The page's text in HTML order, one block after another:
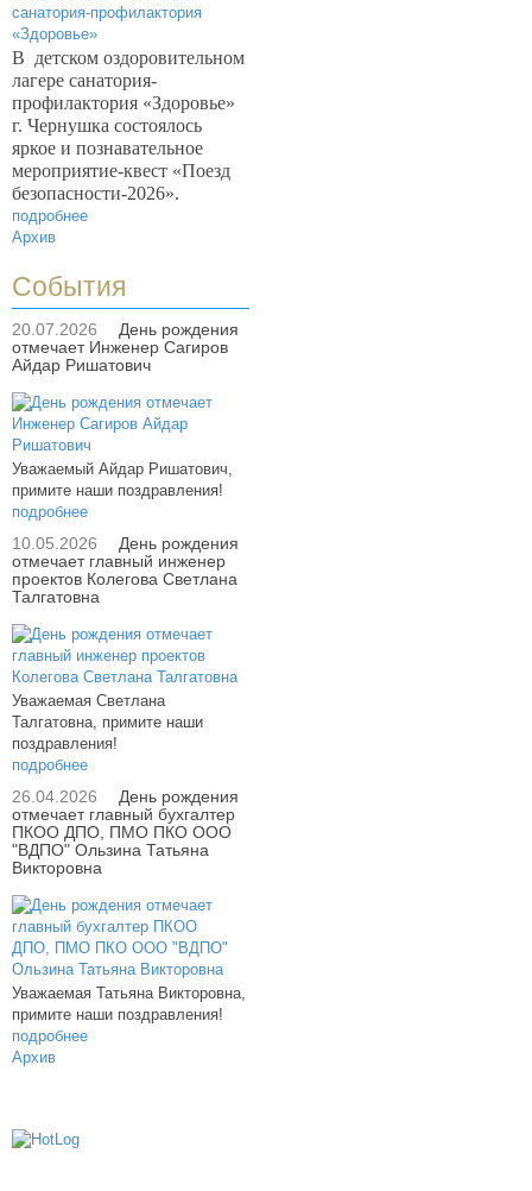
В детском оздоровительном
лагере санатория-
профилактория «Здоровье»
г. Чернушка состоялось
яркое и познавательное
мероприятие-квест «Поезд
безопасности-2026».
подробнее
Архив
События
20.07.2026
День рождения
отмечает Инженер Сагиров
Айдар Ришатович
Уважаемый Айдар Ришатович,
примите наши поздравления!
подробнее
10.05.2026
День рождения
отмечает главный инженер
проектов Колегова Светлана
Талгатовна
Уважаемая Светлана
Талгатовна, примите наши
поздравления!
подробнее
26.04.2026
День рождения
отмечает главный бухгалтер
ПКОО ДПО, ПМО ПКО ООО
"ВДПО" Ользина Татьяна
Викторовна
Уважаемая Татьяна Викторовна,
примите наши поздравления!
подробнее
Архив